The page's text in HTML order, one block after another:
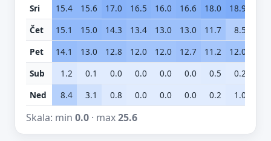
Sri
15.4 15.6 17.0 16.5 16.0 16.6 18.0 18.9
Čet
15.1 15.0 14.3 13.4 13.0 13.0 11.7 8.5
Pet
14.1 13.0 12.8 12.0 12.0 12.7 11.2 12.0
Sub
1.2 0.1 0.0 0.0 0.0 0.0 0.5 0.2
Ned
8.4 3.1 0.8 0.0 0.0 0.0 0.2 1.0
Skala: min 0.0· max25.6